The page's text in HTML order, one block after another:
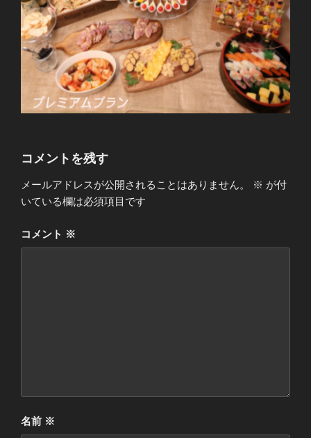
コメントを残す
メールアドレスが公開されることはありません。 ※ が付
いている欄は必須項目です
コメント ※
名前 ※